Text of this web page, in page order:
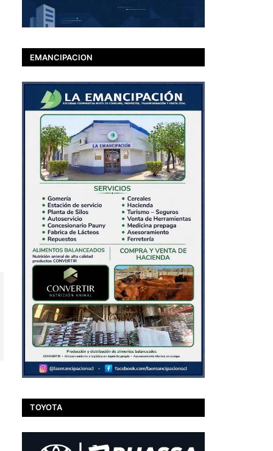
EMANCIPACION
TOYOTA